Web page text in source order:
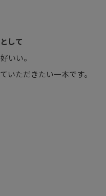
して
いい。
いただきたい一本です。